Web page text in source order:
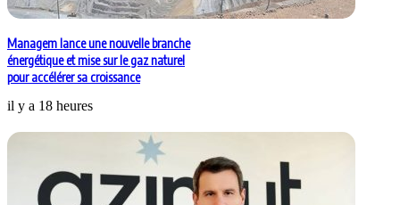
Managem lance une nouvelle branche
énergétique et mise sur le gaz naturel
pour accélérer sa croissance
il y a 18 heures